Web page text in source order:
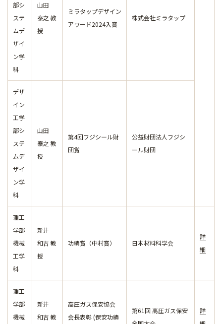
部シ
ステ
ムデ
ザイ
ン学
科
山田
泰之 教
授
ミラタップデザイン
アワード2024入賞
株式会社ミラタップ
デザ
イン
工学
部シ
ステ
ムデ
ザイ
ン学
科
山田
泰之 教
授
第4回フジシール財
団賞
公益財団法人フジシ
ール財団
理工
学部
機械
工学
科
新井
和吉 教
授
功績賞（中村賞） 日本材料科学会
詳
細
理工
学部
機械
新井
和吉 教
高圧ガス保安協会
会長表彰 (保安功績
第61回 高圧ガス保安
詳